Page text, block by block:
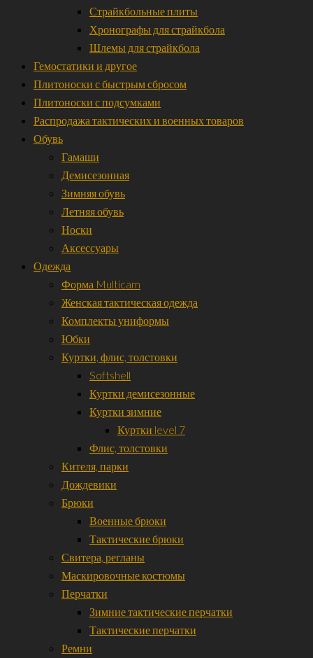
Страйкбольные плиты
Хронографы для страйкбола
Шлемы для страйкбола
Гемостатики и другое
Плитоноски с быстрым сбросом
Плитоноски с подсумками
Распродажа тактических и военных товаров
Обувь
Гамаши
Демисезонная
Зимняя обувь
Летняя обувь
Носки
Аксессуары
Одежда
Форма Multicam
Женская тактическая одежда
Комплекты униформы
Юбки
Куртки, флис, толстовки
Softshell
Куртки демисезонные
Куртки зимние
Куртки level 7
Флис, толстовки
Кителя, парки
Дождевики
Брюки
Военные брюки
Тактические брюки
Свитера, регланы
Маскировочные костюмы
Перчатки
Зимние тактические перчатки
Тактические перчатки
Ремни